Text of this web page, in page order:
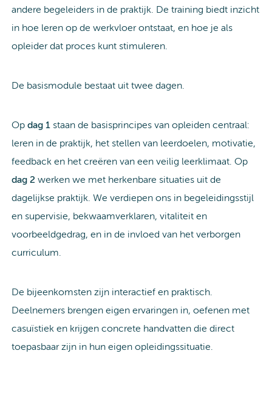
andere begeleiders in de praktijk. De training biedt inzicht
in hoe leren op de werkvloer ontstaat, en hoe je als
opleider dat proces kunt stimuleren.
De basismodule bestaat uit twee dagen.
Op dag 1 staan de basisprincipes van opleiden centraal:
leren in de praktijk, het stellen van leerdoelen, motivatie,
feedback en het creëren van een veilig leerklimaat. Op
dag 2 werken we met herkenbare situaties uit de
dagelijkse praktijk. We verdiepen ons in begeleidingsstijl
en supervisie, bekwaamverklaren, vitaliteit en
voorbeeldgedrag, en in de invloed van het verborgen
curriculum.
De bijeenkomsten zijn interactief en praktisch.
Deelnemers brengen eigen ervaringen in, oefenen met
casuïstiek en krijgen concrete handvatten die direct
toepasbaar zijn in hun eigen opleidingssituatie.